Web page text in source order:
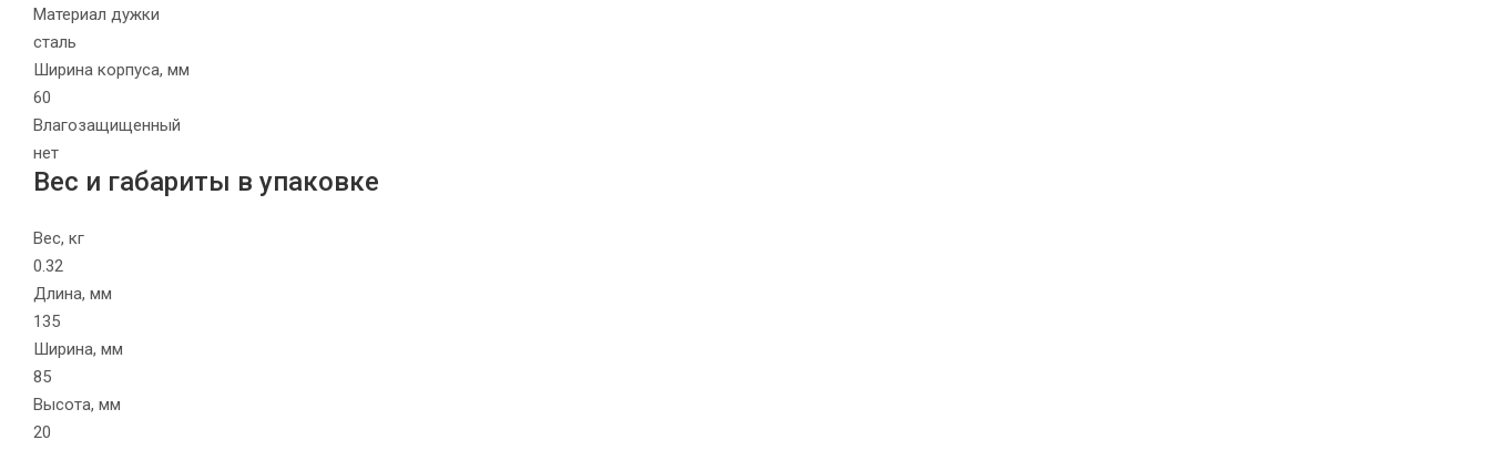
Материал дужки
сталь
Ширина корпуса, мм
60
Влагозащищенный
нет
Вес и габариты в упаковке
Вес, кг
0.32
Длина, мм
135
Ширина, мм
85
Высота, мм
20